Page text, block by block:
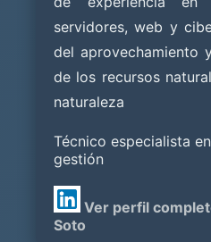
servidores, web y
del aprovechamiento
de los recursos
naturaleza
Técnico especialista
gestión
Ver perfil
Soto